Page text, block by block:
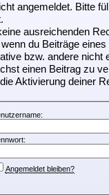
angemeldet. Bitte
ausreichenden
du Beiträge
bzw. andere nicht
einen Beitrag zu
Aktivierung deiner
Angemeldet bleiben?